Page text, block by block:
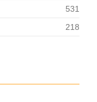
531
218